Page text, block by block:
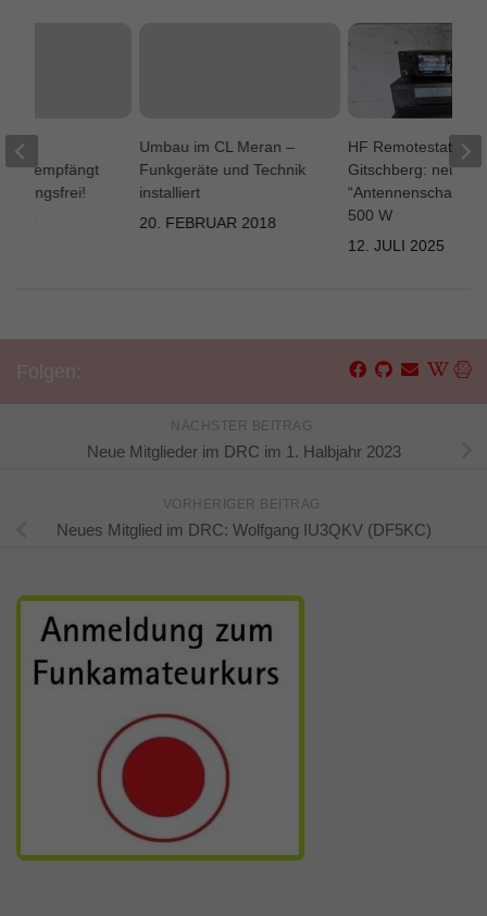
Umbau im CL Meran –
Funkgeräte und Technik
installiert
20. FEBRUAR 2018
HF Remotestation
Gitschberg: neuer
“Antennenschalter”
500 W
12. JULI 2025
empfängt
NÄCHSTER BEITRAG
Neue Mitglieder im DRC im 1. Halbjahr 2023
VORHERIGER BEITRAG
Neues Mitglied im DRC: Wolfgang IU3QKV (DF5KC)